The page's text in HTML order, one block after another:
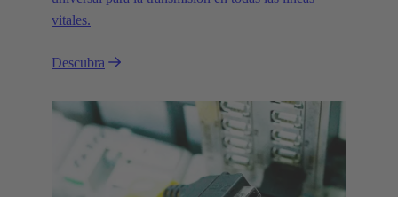
vitales.
Descubra